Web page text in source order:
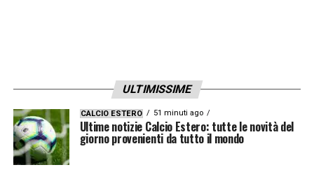
ULTIMISSIME
CALCIO ESTERO 51 minuti ago
Ultime notizie Calcio Estero: tutte le novità del
giorno provenienti da tutto il mondo